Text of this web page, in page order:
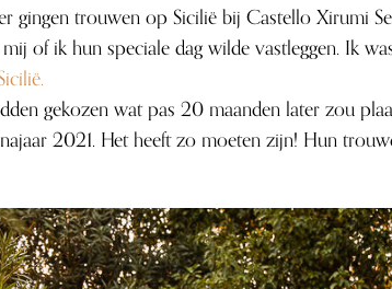
gingen trouwen op Sicilië bij Castello Xirumi
of ik hun speciale dag wilde vastleggen. Ik
gekozen wat pas 20 maanden later zou
2021. Het heeft zo moeten zijn! Hun